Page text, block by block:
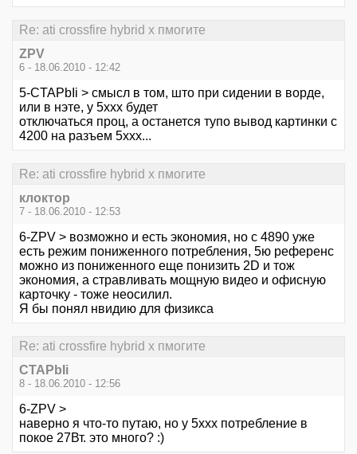
Re: ati crossfire hybrid x пмогите
ZPV
6 - 18.06.2010 - 12:42
5-CTAPbIi > смысл в том, што при сидении в ворде,
или в нэте, у 5ххх будет
отключаться проц, а останется тупо вывод картинки с
4200 на разъем 5ххх...
Re: ati crossfire hybrid x пмогите
клоктор
7 - 18.06.2010 - 12:53
6-ZPV > возможно и есть экономия, но с 4890 уже
есть режим пониженного потребления, 5ю референс
можно из пониженного еще понизить 2D и тож
экономия, а стравливать мощную видео и офисную
карточку - тоже неосилил.
Я бы понял нвидию для физикса
Re: ati crossfire hybrid x пмогите
CTAPbIi
8 - 18.06.2010 - 12:56
6-ZPV >
наверно я что-то путаю, но у 5ххх потребление в
покое 27Вт. это много? :)